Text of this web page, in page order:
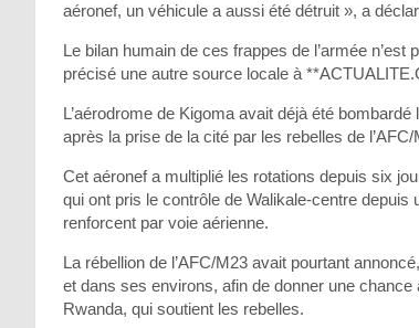
aéronef, un véhicule a aussi été détruit », a
Le bilan humain de ces frappes de l’armée
précisé une autre source locale à
L’aérodrome de Kigoma avait déjà été
après la prise de la cité par les rebelles de l’AFC/
Cet aéronef a multiplié les rotations depuis six
qui ont pris le contrôle de Walikale-centre
renforcent par voie aérienne.
La rébellion de l’AFC/M23 avait pourtant
et dans ses environs, afin de donner une
Rwanda, qui soutient les rebelles.